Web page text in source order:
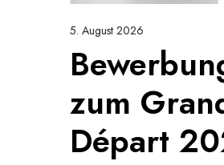
g
z
G
r
5. August 2026
zum
Départ